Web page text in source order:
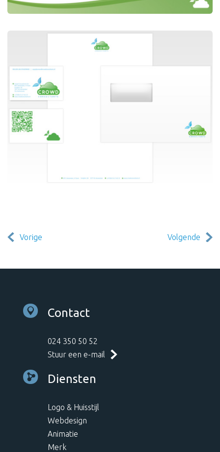
Vorige Volgende
Contact
024 350 50 52
Stuur een e-mail
Diensten
Logo & Huisstijl
Webdesign
Animatie
Merk